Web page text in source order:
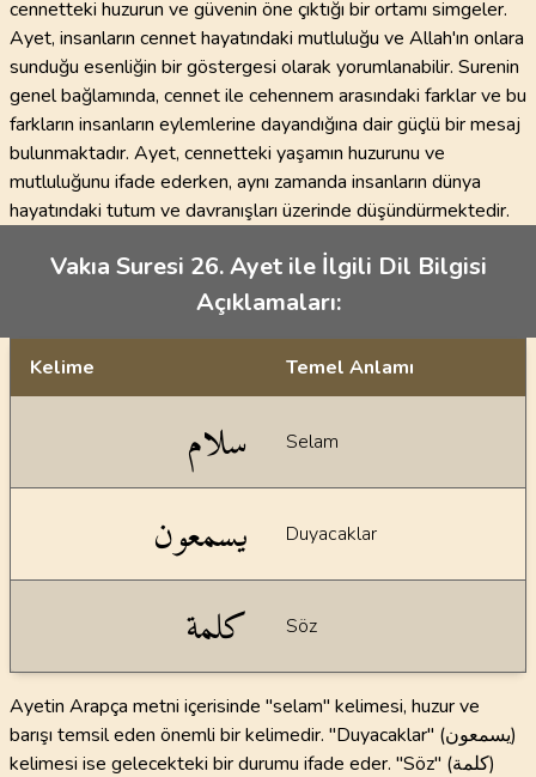
cennetteki huzurun ve güvenin öne çıktığı bir ortamı simgeler.
Ayet, insanların cennet hayatındaki mutluluğu ve Allah'ın onlara
sunduğu esenliğin bir göstergesi olarak yorumlanabilir. Surenin
genel bağlamında, cennet ile cehennem arasındaki farklar ve bu
farkların insanların eylemlerine dayandığına dair güçlü bir mesaj
bulunmaktadır. Ayet, cennetteki yaşamın huzurunu ve
mutluluğunu ifade ederken, aynı zamanda insanların dünya
hayatındaki tutum ve davranışları üzerinde düşündürmektedir.
Vakıa Suresi 26. Ayet ile İlgili Dil Bilgisi
Açıklamaları:
Kelime Temel Anlamı
سلام Selam
يسمعون Duyacaklar
كلمة Söz
Ayetin Arapça metni içerisinde "selam" kelimesi, huzur ve
barışı temsil eden önemli bir kelimedir. "Duyacaklar" (يسمعون)
kelimesi ise gelecekteki bir durumu ifade eder. "Söz" (كلمة)